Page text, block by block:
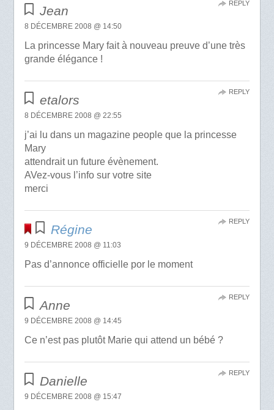
Jean
8 DÉCEMBRE 2008 @ 14:50
La princesse Mary fait à nouveau preuve d’une très
grande élégance !
REPLY
etalors
8 DÉCEMBRE 2008 @ 22:55
j’ai lu dans un magazine people que la princesse
Mary
attendrait un future évènement.
AVez-vous l’info sur votre site
merci
REPLY
Régine
9 DÉCEMBRE 2008 @ 11:03
Pas d’annonce officielle por le moment
REPLY
Anne
9 DÉCEMBRE 2008 @ 14:45
Ce n’est pas plutôt Marie qui attend un bébé ?
REPLY
Danielle
9 DÉCEMBRE 2008 @ 15:47
REPLY